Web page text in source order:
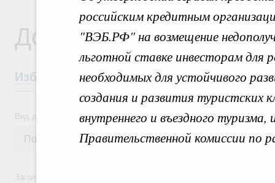
российским кредитным
"ВЭБ.РФ" на возмещение
льготной ставке инвесторам для
необходимых для устойчивого
создания и развития туристских
внутреннего и въездного
Правительственной комиссии по
Документы
Избранные документы со справками к
Вид документа
Заголовок или текст документа